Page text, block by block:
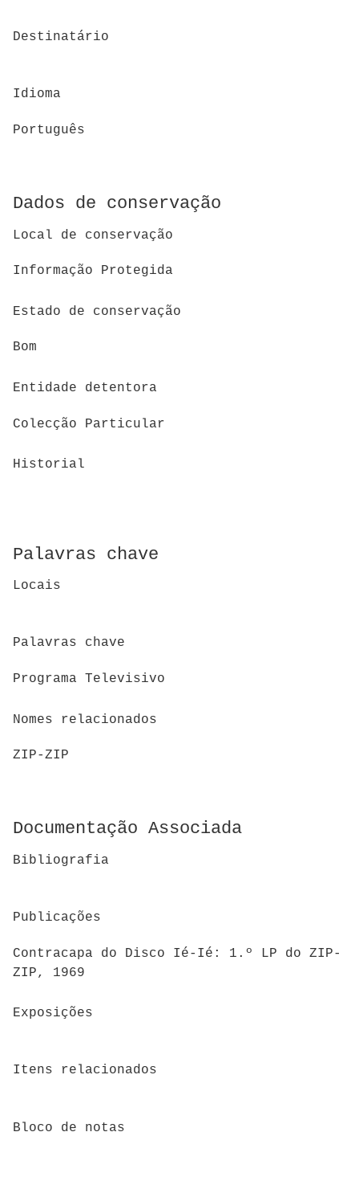
Destinatário
Idioma
Português
Dados de conservação
Local de conservação
Informação Protegida
Estado de conservação
Bom
Entidade detentora
Colecção Particular
Historial
Palavras chave
Locais
Palavras chave
Programa Televisivo
Nomes relacionados
ZIP-ZIP
Documentação Associada
Bibliografia
Publicações
Contracapa do Disco Ié-Ié: 1.º LP do ZIP-
ZIP, 1969
Exposições
Itens relacionados
Bloco de notas